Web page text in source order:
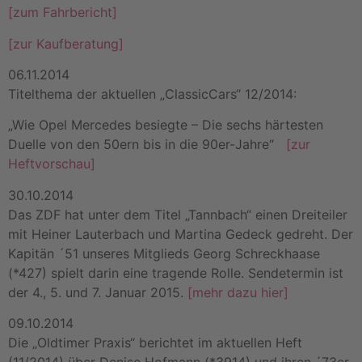
[zum Fahrbericht]
[zur Kaufberatung]
06.11.2014
Titelthema der aktuellen „ClassicCars“ 12/2014:
„Wie Opel Mercedes besiegte – Die sechs härtesten
Duelle von den 50ern bis in die 90er-Jahre“ [zur
Heftvorschau]
30.10.2014
Das ZDF hat unter dem Titel „Tannbach“ einen Dreiteiler
mit Heiner Lauterbach und Martina Gedeck gedreht. Der
Kapitän ´51 unseres Mitglieds Georg Schreckhaase
(*427) spielt darin eine tragende Rolle. Sendetermin ist
der 4., 5. und 7. Januar 2015. [mehr dazu hier]
09.10.2014
Die „Oldtimer Praxis“ berichtet im aktuellen Heft